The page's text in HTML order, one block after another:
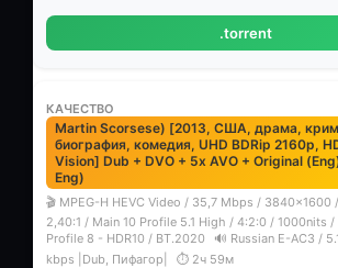
.torrent
Martin Scorsese) [2013, США, драма,
биография, комедия, UHD BDRip 2160p,
Vision] Dub + DVO + 5x AVO + Original
Eng)
🎬 MPEG-H HEVC Video / 35,7 Mbps /
2,40:1 / Main 10 Profile 5.1 High / 4:2:0 / 1000nits
Profile 8 - HDR10 / BT.2020
🔊 Russian E-AC3 /
kbps |Dub, Пифагор|
⏱ 2ч 59м